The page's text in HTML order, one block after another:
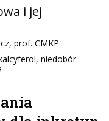
i jej
prof. CMKP
niedobór